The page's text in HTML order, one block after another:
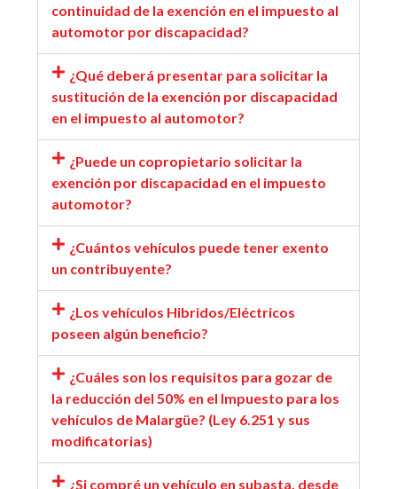
continuidad de la exención en el impuesto al
automotor por discapacidad?
¿Qué deberá presentar para solicitar la
sustitución de la exención por discapacidad
en el impuesto al automotor?
¿Puede un copropietario solicitar la
exención por discapacidad en el impuesto
automotor?
¿Cuántos vehículos puede tener exento
un contribuyente?
¿Los vehículos Hibridos/Eléctricos
poseen algún beneficio?
¿Cuáles son los requisitos para gozar de
la reducción del 50% en el Impuesto para los
vehículos de Malargüe? (Ley 6.251 y sus
modificatorias)
¿Si compré un vehículo en subasta, desde